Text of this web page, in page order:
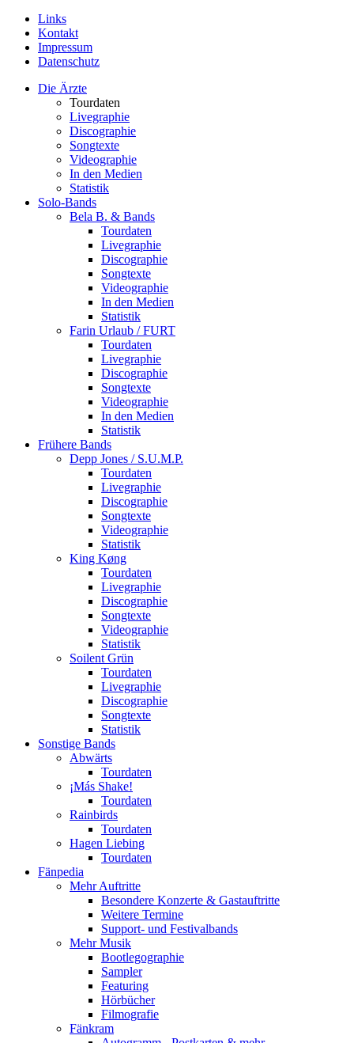
Links
Kontakt
Impressum
Datenschutz
Die Ärzte
Tourdaten
Livegraphie
Discographie
Songtexte
Videographie
In den Medien
Statistik
Solo-Bands
Bela B. & Bands
Tourdaten
Livegraphie
Discographie
Songtexte
Videographie
In den Medien
Statistik
Farin Urlaub / FURT
Tourdaten
Livegraphie
Discographie
Songtexte
Videographie
In den Medien
Statistik
Frühere Bands
Depp Jones / S.U.M.P.
Tourdaten
Livegraphie
Discographie
Songtexte
Videographie
Statistik
King Køng
Tourdaten
Livegraphie
Discographie
Songtexte
Videographie
Statistik
Soilent Grün
Tourdaten
Livegraphie
Discographie
Songtexte
Statistik
Sonstige Bands
Abwärts
Tourdaten
¡Más Shake!
Tourdaten
Rainbirds
Tourdaten
Hagen Liebing
Tourdaten
Fänpedia
Mehr Auftritte
Besondere Konzerte & Gastauftritte
Weitere Termine
Support- und Festivalbands
Mehr Musik
Bootlegographie
Sampler
Featuring
Hörbücher
Filmografie
Fänkram